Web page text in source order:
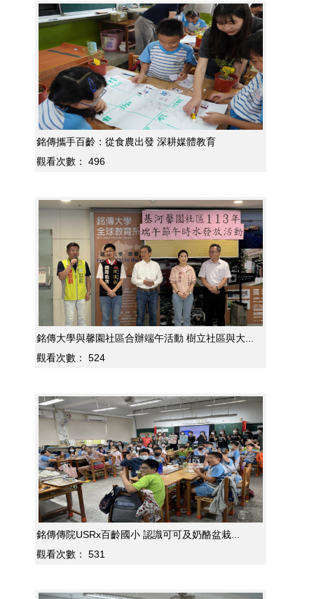
銘傳攜手百齡：從食農出發 深耕媒體教育
觀看次數：
496
銘傳大學與馨園社區合辦端午活動 樹立社區與大...
觀看次數：
524
銘傳傳院USRx百齡國小 認識可可及奶酪盆栽...
觀看次數：
531